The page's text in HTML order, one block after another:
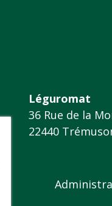
Léguromat
36 Rue de la
22440